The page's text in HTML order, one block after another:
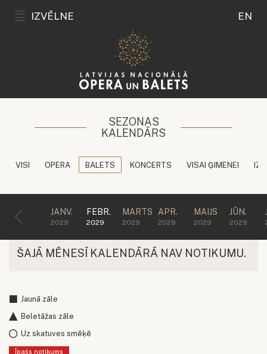
IZVĒLNE EN
SEZONAS
KALENDĀRS
VISI OPERA BALETS KONCERTS VISAI ĢIMENEI
JANV.
2029
FEBR.
2029
MARTS
2029
APR.
2029
MAIJS
2029
JŪN.
2029
ŠAJĀ MĒNESĪ KALENDĀRĀ NAV NOTIKUMU.
Jaunā zāle
Beletāžas zāle
Uz skatuves smēķē
Īpašs notikums